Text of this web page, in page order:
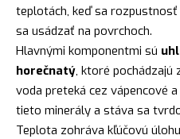
teplotách, keď sa rozpustnosť
sa usádzať na povrchoch.
Hlavnými komponentmi sú
horečnatý, ktoré pochádzajú
voda preteká cez vápencové
tieto minerály a stáva sa
Teplota zohráva kľúčovú